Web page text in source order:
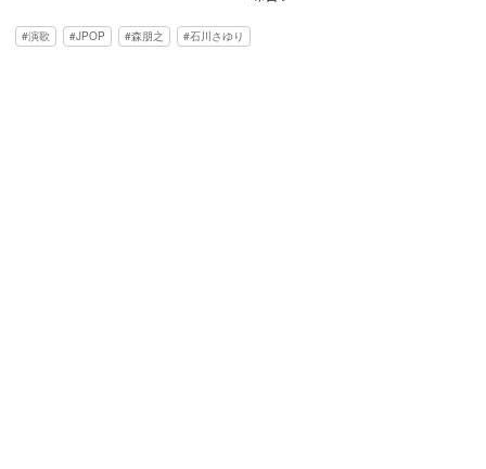
演歌 JPOP 森朋之 石川さゆり